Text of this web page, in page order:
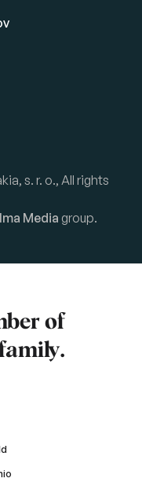
s. r. o., All rights
Media group.
of